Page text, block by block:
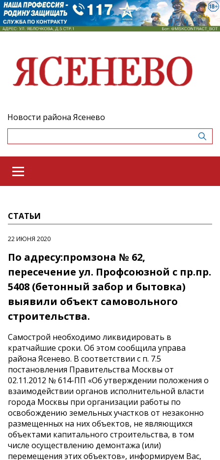
Новости района Ясенево
СТАТЬИ
22 ИЮНЯ 2020
По адресу:промзона № 62,
пересечение ул. Профсоюзной с пр.пр.
5408 (бетонный забор и бытовка)
выявили объект самовольного
строительства.
Самострой необходимо ликвидировать в
кратчайшие сроки. Об этом сообщила управа
района Ясенево. В соответствии с п. 7.5
постановления Правительства Москвы от
02.11.2012 № 614-ПП «Об утверждении положения о
взаимодействии органов исполнительной власти
города Москвы при организации работы по
освобождению земельных участков от незаконно
размещенных на них объектов, не являющихся
объектами капитального строительства, в том
числе осуществлению демонтажа (или)
перемещения этих объектов», информируем Вас,